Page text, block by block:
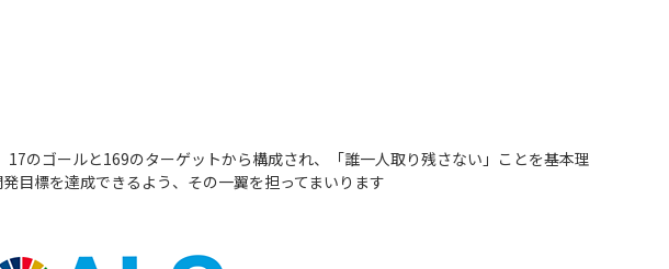
のゴールと169のターゲットから構成され、「誰一人取り残さない」ことを基本理
目標を達成できるよう、その一翼を担ってまいります